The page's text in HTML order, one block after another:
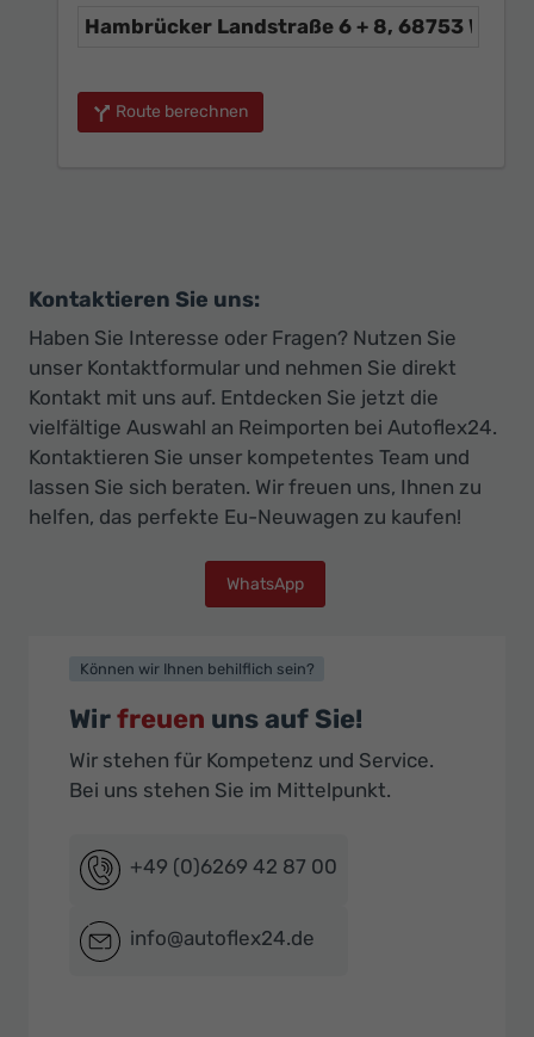
Route berechnen
Kontaktieren Sie uns:
Haben Sie Interesse oder Fragen? Nutzen Sie
unser Kontaktformular und nehmen Sie direkt
Kontakt mit uns auf. Entdecken Sie jetzt die
vielfältige Auswahl an Reimporten bei Autoflex24.
Kontaktieren Sie unser kompetentes Team und
lassen Sie sich beraten. Wir freuen uns, Ihnen zu
helfen, das perfekte Eu-Neuwagen zu kaufen!
WhatsApp
Können wir Ihnen behilflich sein?
Wirfreuen uns auf Sie!
Wir stehen für Kompetenz und Service.
Bei uns stehen Sie im Mittelpunkt.
+49 (0)6269 42 87 00
info@autoflex24.de